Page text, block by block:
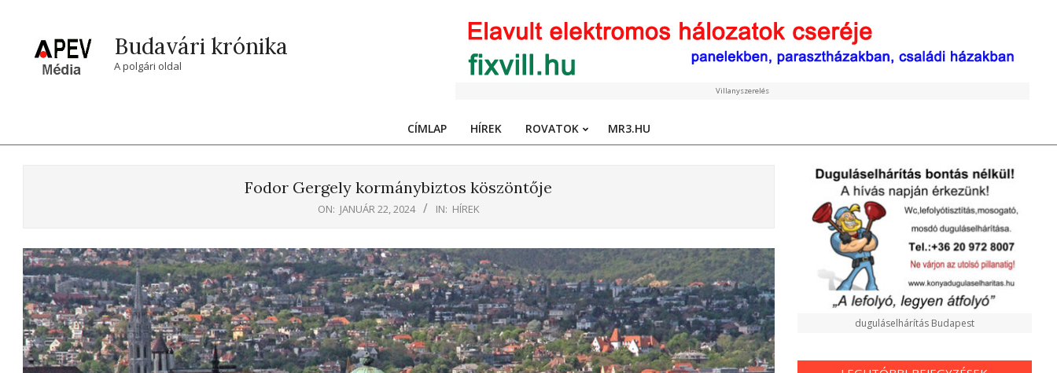
content
Budavári krónika
A polgári oldal
Villanyszerelés
Primary
CÍMLAP HÍREK ROVATOK MR3.HU
Fodor Gergely kormánybiztos köszöntője
ON: JANUÁR 22, 2024 IN: HÍREK
duguláselhárítás Budapest